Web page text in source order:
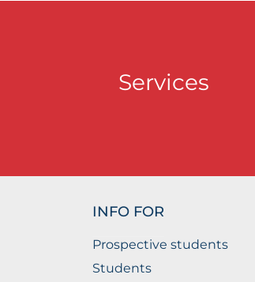
Services
INFO FOR
Prospective students
Students